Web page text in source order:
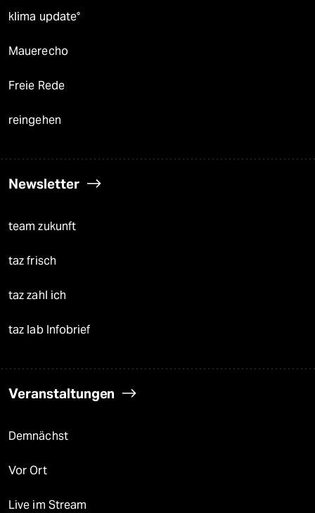
klima update°
Mauerecho
Freie Rede
reingehen
Newsletter
team zukunft
taz frisch
taz zahl ich
taz lab Infobrief
Veranstaltungen
Demnächst
Vor Ort
Live im Stream